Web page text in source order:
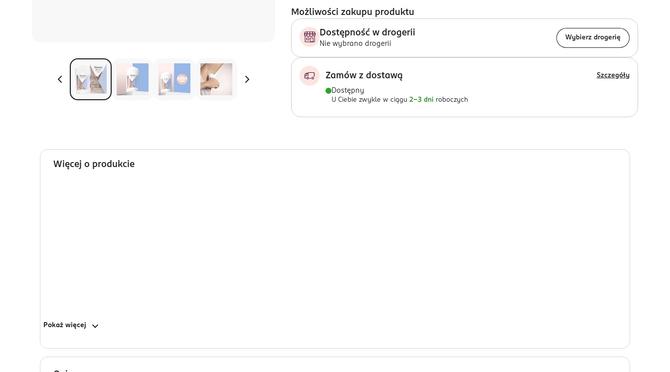
Możliwości zakupu produktu
Dostępność w drogerii
Nie wybrano drogerii
Wybierz drogerię
Zamów z dostawą Szczegóły
Dostępny
U Ciebie zwykle w ciągu 2-3 dni roboczych
Więcej o produkcie
Pokaż więcej